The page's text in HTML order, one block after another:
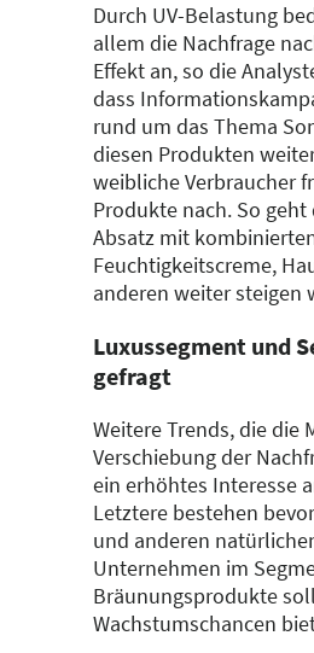
Durch UV-Belastung
allem die Nachfrage
Effekt an, so die
dass
rund um das Thema
diesen Produkten
weibliche Verbraucher
Produkte nach. So
Absatz mit
Feuchtigkeitscreme,
anderen weiter steigen
Luxussegment und
gefragt
Weitere Trends, die die
Verschiebung der
ein erhöhtes Interesse
Letztere bestehen
und anderen
Unternehmen im
Bräunungsprodukte
Wachstumschancen